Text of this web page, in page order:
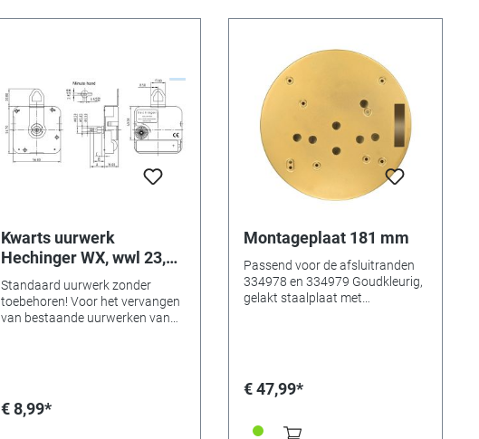
Kwarts uurwerk
Hechinger WX, wwl 23,5
mm
Standaard uurwerk zonder
toebehoren! Voor het vervangen
van bestaande uurwerken van
-Inzetbaar in universele
€ 8,99*
Montageplaat 181 mm
Passend voor de afsluitranden
334978 en 334979 Goudkleurig,
gelakt staalplaat met
€ 47,99*